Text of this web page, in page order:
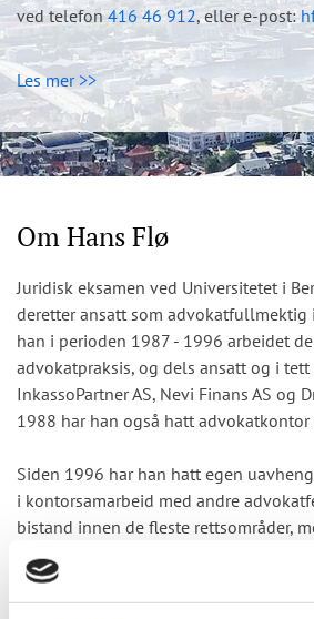
ved telefon416 46 912, eller e-post:
Les mer >>
Om Hans Flø
Juridisk eksamen ved Universitetet i
deretter ansatt som advokatfullmektig
han i perioden 1987 - 1996 arbeidet
advokatpraksis, og dels ansatt og i tett
InkassoPartner AS, Nevi Finans AS og
1988 har han også hatt advokatkontor
Siden 1996 har han hatt egen
i kontorsamarbeid med andre
bistand innen de fleste rettsområder,
innen forretningsjuridiske forhold,
fast eiendoms rettsforhold,
flere selskap.